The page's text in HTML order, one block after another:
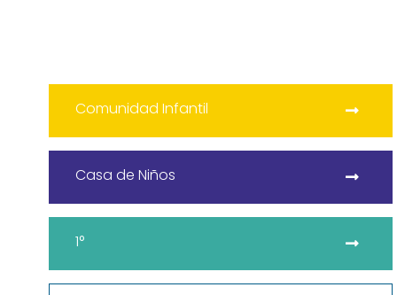
Comunidad Infantil
Casa de Niños
1°